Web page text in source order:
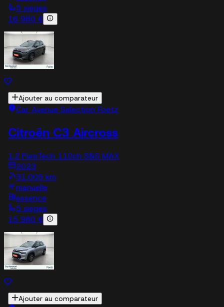
5 sieges
16 980 €
Ajouter au comparateur
Car Avenue Selection Foetz
Citroën C3 Aircross
1.2 PureTech 110ch S&S MAX
2023
31,005 km
manuelle
essence
5 sieges
15 980 €
Ajouter au comparateur